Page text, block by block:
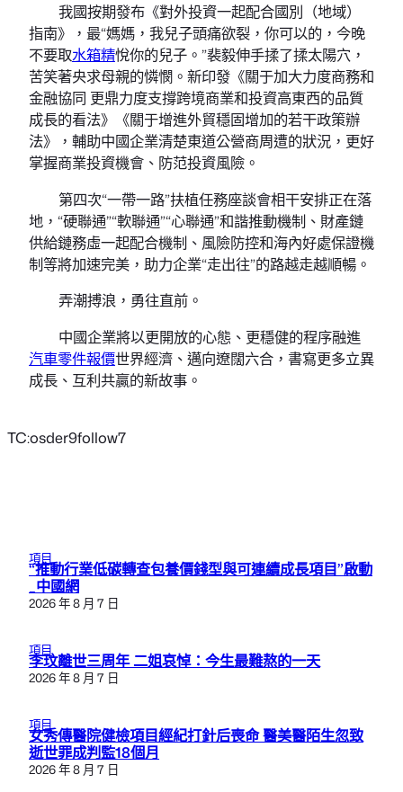
我國按期發布《對外投資一起配合國別（地域）
指南》，最“媽媽，我兒子頭痛欲裂，你可以的，今晚
不要取水箱精悅你的兒子。”裴毅伸手揉了揉太陽穴，
苦笑著央求母親的憐憫。新印發《關于加大力度商務和
金融協同 更鼎力度支撐跨境商業和投資高東西的品質
成長的看法》《關于增進外貿穩固增加的若干政策辦
法》，輔助中國企業清楚東道公營商周遭的狀況，更好
掌握商業投資機會、防范投資風險。
第四次“一帶一路”扶植任務座談會相干安排正在落
地，“硬聯通”“軟聯通”“心聯通”和諧推動機制、財產鏈
供給鏈務虛一起配合機制、風險防控和海內好處保證機
制等將加速完美，助力企業“走出往”的路越走越順暢。
弄潮搏浪，勇往直前。
中國企業將以更開放的心態、更穩健的程序融進
汽車零件報價世界經濟、邁向遼闊六合，書寫更多立異
成長、互利共贏的新故事。
TC:osder9follow7
項目
“推動行業低碳轉查包養價錢型與可連續成長項目”啟動
_中國網
2026 年 8 月 7 日
項目
李玟離世三周年 二姐哀悼：今生最難熬的一天
2026 年 8 月 7 日
項目
女秀傳醫院健檢項目經紀打針后喪命 醫美醫陌生忽致
逝世罪成判監18個月
2026 年 8 月 7 日